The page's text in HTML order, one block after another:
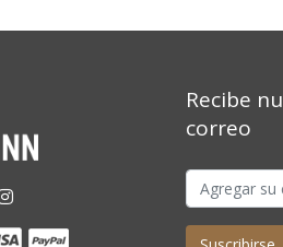
Recibe
correo